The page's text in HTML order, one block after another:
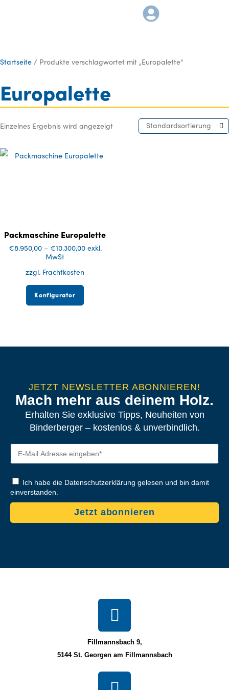
Startseite / Produkte verschlagwortet mit „Europalette“
Europalette
Einzelnes Ergebnis wird angezeigt Standardsortierung
Packmaschine Europalette
€8.950,00 – €10.300,00 exkl.
MwSt
zzgl. Frachtkosten
Konfigurator
JETZT NEWSLETTER ABONNIEREN!
Mach mehr aus deinem Holz.
Erhalten Sie exklusive Tipps, Neuheiten von
Binderberger – kostenlos & unverbindlich.
Ich habe die Datenschutzerklärung gelesen und bin damit
einverstanden.
Jetzt abonnieren
Fillmannsbach 9,
5144 St. Georgen am Fillmannsbach